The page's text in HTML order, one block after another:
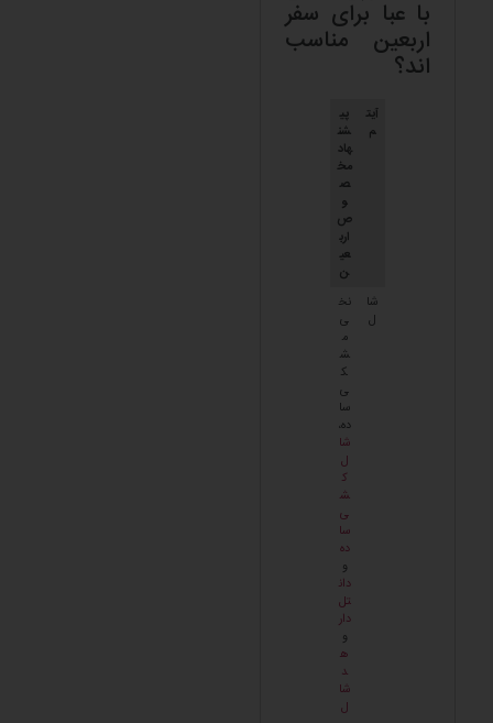
با عبا برای سفر
اربعین مناسب
اند؟
آیت
م
پی
شن
هاد
مخ
ص
و
ص
ارب
عی
ن
شا
ل
نخ
ی
م
ش
ک
ی
سا
ده،
شا
ل
ک
ش
ی
سا
ده
و
دان
تل
دار
و
ه
د
شا
ل